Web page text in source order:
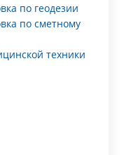
по геодезии
по сметному
техники